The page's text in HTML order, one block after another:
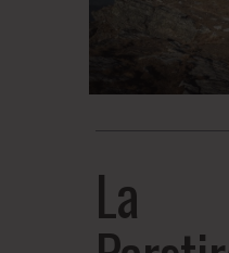
La